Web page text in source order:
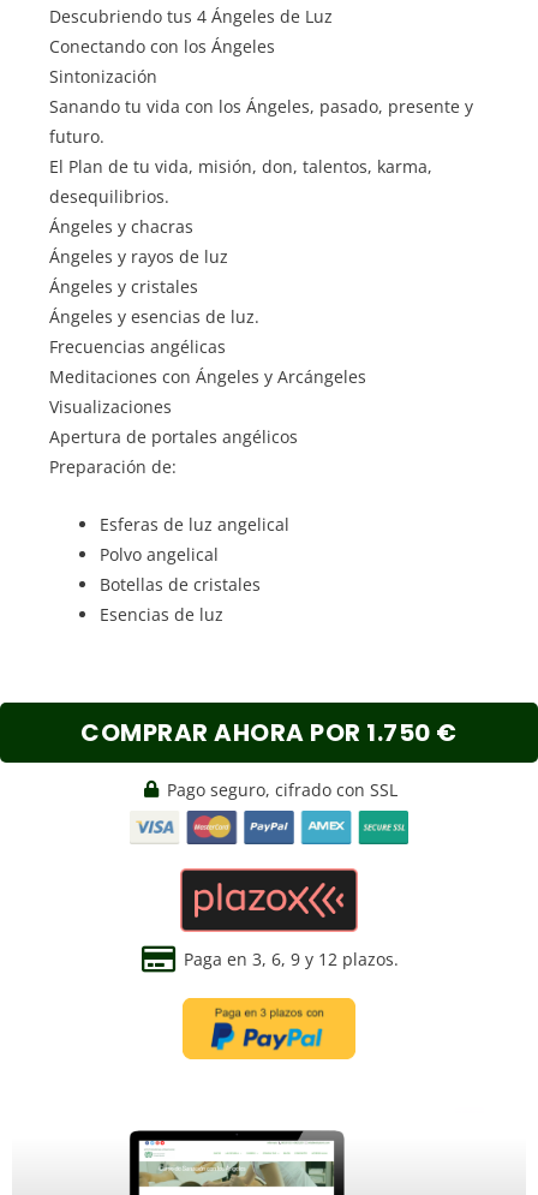
Descubriendo tus 4 Ángeles de Luz
Conectando con los Ángeles
Sintonización
Sanando tu vida con los Ángeles, pasado, presente y
futuro.
El Plan de tu vida, misión, don, talentos, karma,
desequilibrios.
Ángeles y chacras
Ángeles y rayos de luz
Ángeles y cristales
Ángeles y esencias de luz.
Frecuencias angélicas
Meditaciones con Ángeles y Arcángeles
Visualizaciones
Apertura de portales angélicos
Preparación de:
Esferas de luz angelical
Polvo angelical
Botellas de cristales
Esencias de luz
COMPRAR AHORA POR 1.750 €
Pago seguro, cifrado con SSL
Paga en 3, 6, 9 y 12 plazos.